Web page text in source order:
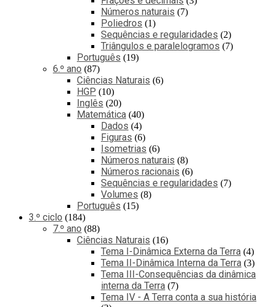
Números naturais 7
Poliedros 1
Sequências e regularidades 2
Triângulos e paralelogramos 7
Português 19
6.º ano 87
Ciências Naturais 6
HGP 10
Inglês 20
Matemática 40
Dados 4
Figuras 6
Isometrias 6
Números naturais 8
Números racionais 6
Sequências e regularidades 7
Volumes 8
Português 15
3.º ciclo 184
7.º ano 88
Ciências Naturais 16
Tema I-Dinâmica Externa da Terra 4
Tema II-Dinâmica Interna da Terra 3
Tema III-Consequências da dinâmica
interna da Terra 7
Tema IV - A Terra conta a sua história